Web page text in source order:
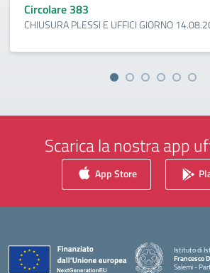
Circolare 383
CHIUSURA PLESSI E UFFICI GIORNO
Scarica la nostra app
App Store
Istituto di
Francesco
Salemi -